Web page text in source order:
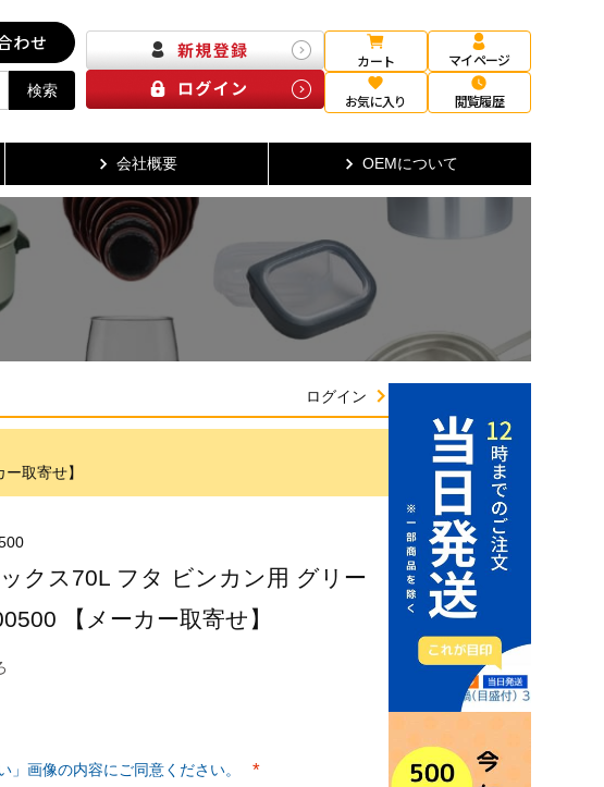
わせ
検索
カート マイページ
お気に入り 閲覧履歴
会社概要 OEMについて
ログイン
取寄せ】
クス70L フタ ビンカン用 グリー
【メーカー取寄せ】
」画像の内容にご同意ください。